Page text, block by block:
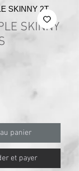
SKINNY
panier
et payer